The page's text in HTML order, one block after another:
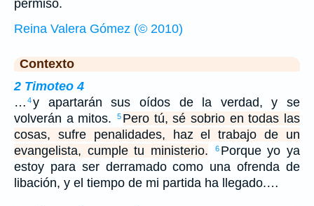
permiso.
Reina Valera Gómez (© 2010)
Contexto
2 Timoteo 4
… 4y apartarán sus oídos de la verdad, y se
volverán a mitos.
5 Pero tú, sé sobrio en todas las
cosas, sufre penalidades, haz el trabajo de un
evangelista, cumple tu ministerio.
6 Porque yo ya
estoy para ser derramado como una ofrenda de
libación, y el tiempo de mi partida ha llegado.…